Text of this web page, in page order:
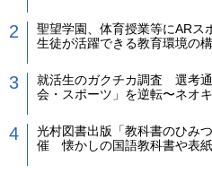
聖望学園、体育授業等にARス
生徒が活躍できる教育環境の
就活生のガクチカ調査 選考
会・スポーツ」を逆転〜ネオ
光村図書出版「教科書のひみ
催 懐かしの国語教科書や表